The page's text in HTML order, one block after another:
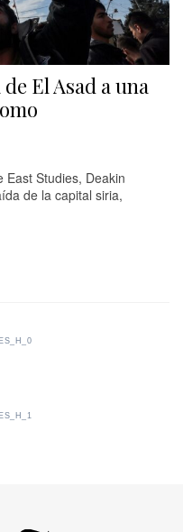
El Asad a una
East Studies, Deakin
de la capital siria,